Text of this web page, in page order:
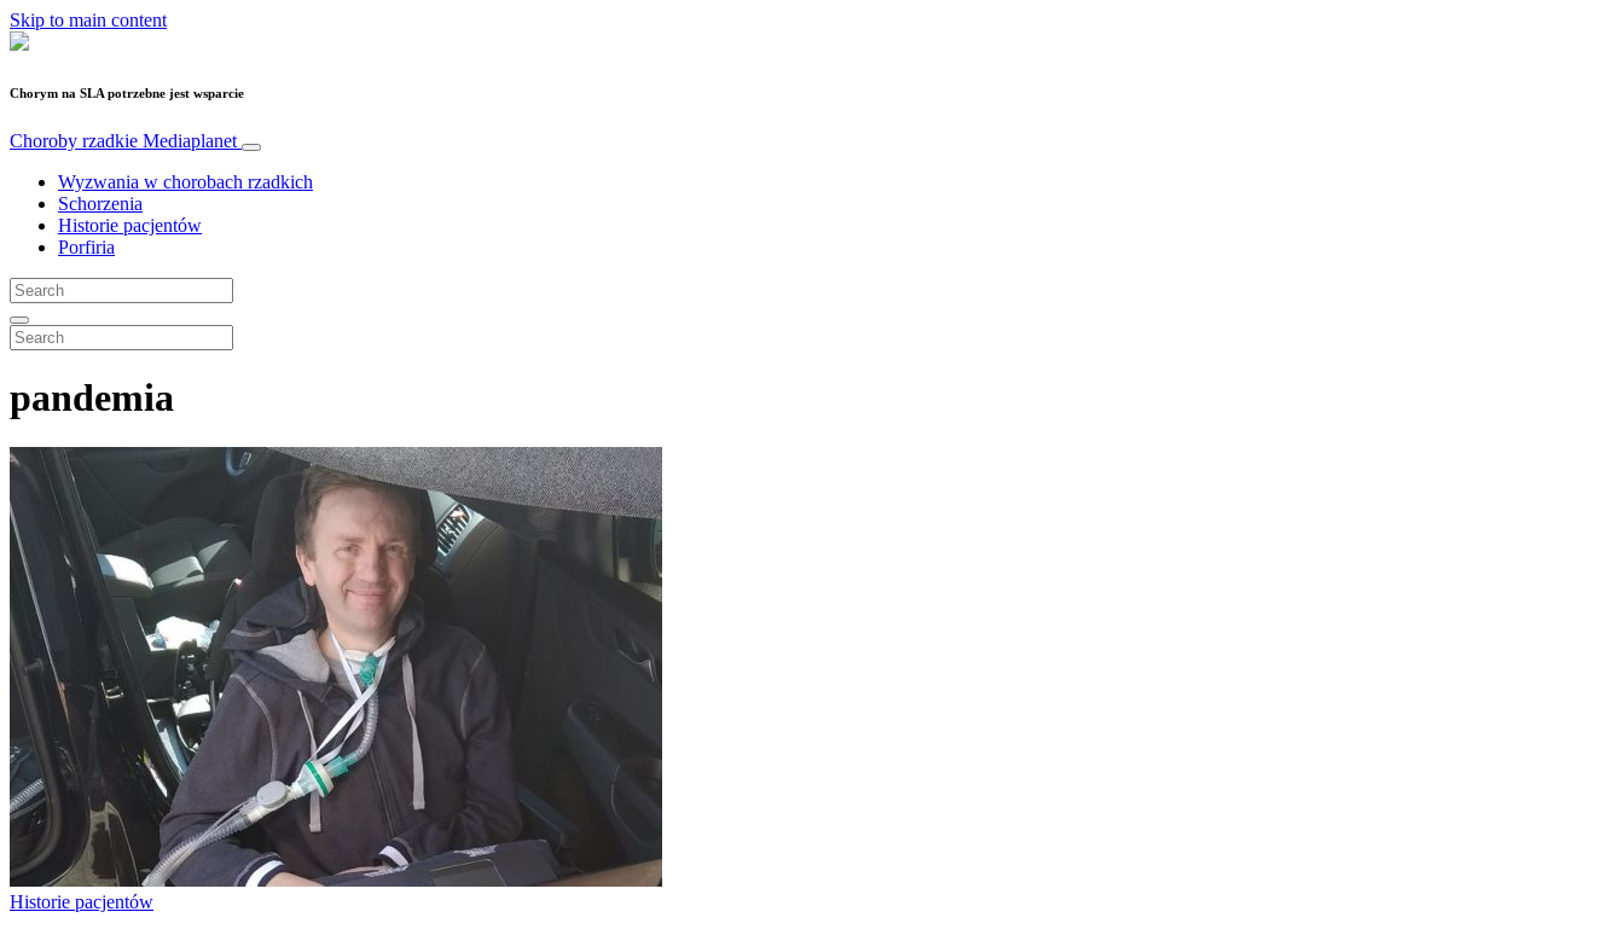
Skip to main content
Chorym na SLA potrzebne jest wsparcie
Choroby rzadkie Mediaplanet
Wyzwania w chorobach rzadkich
Schorzenia
Historie pacjentów
Porfiria
pandemia
Historie pacjentów